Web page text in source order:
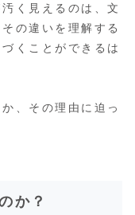
く見えるのは、文
の違いを理解する
くことができるは
、その理由に迫っ
か？